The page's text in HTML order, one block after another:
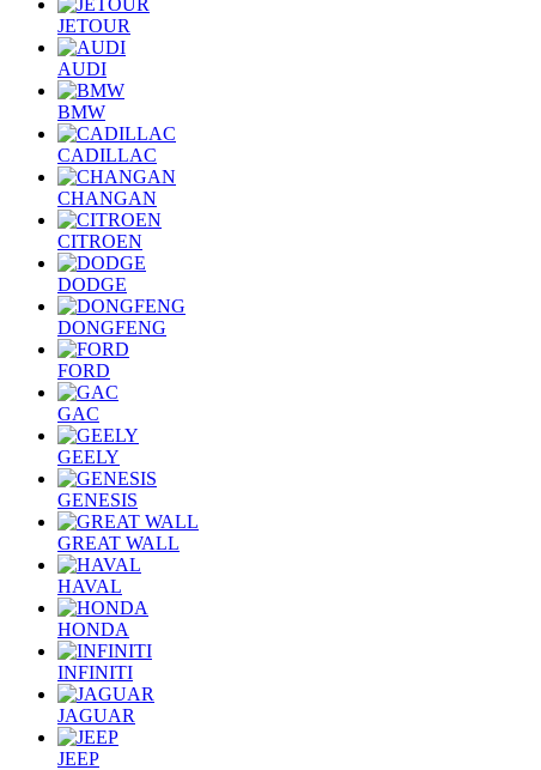
JETOUR
AUDI
BMW
CADILLAC
CHANGAN
CITROEN
DODGE
DONGFENG
FORD
GAC
GEELY
GENESIS
GREAT WALL
HAVAL
HONDA
INFINITI
JAGUAR
JEEP